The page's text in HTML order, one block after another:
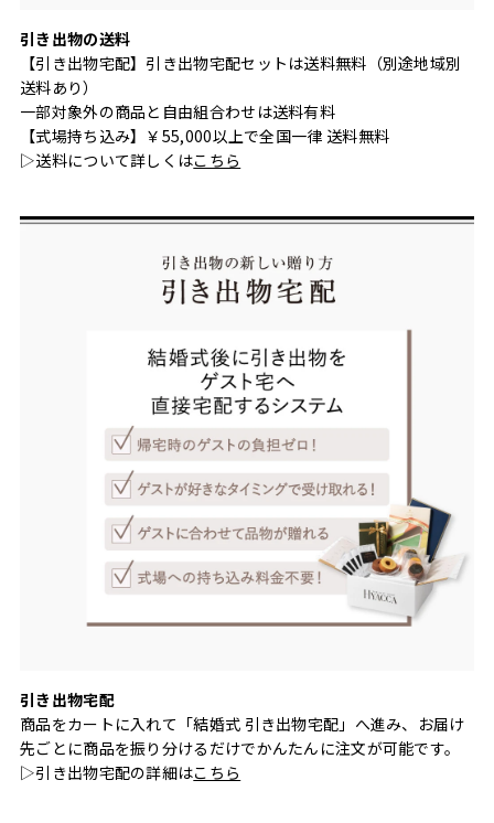
引き出物の送料
【引き出物宅配】引き出物宅配セットは送料無料（別途地域別
送料あり）
一部対象外の商品と自由組合わせは送料有料
【式場持ち込み】￥55,000以上で全国一律 送料無料
▷送料について詳しくはこちら
引き出物宅配
商品をカートに入れて「結婚式 引き出物宅配」へ進み、お届け
先ごとに商品を振り分けるだけでかんたんに注文が可能です。
▷引き出物宅配の詳細はこちら